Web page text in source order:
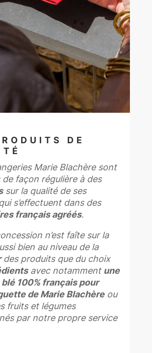
DE
Marie Blachère sont
de façon régulière à des
sur la qualité de ses
s’effectuent dans des
français agréés.
n’est faîte sur la
bien au niveau de la
des produits que du choix
avec notamment une
100% français pour
de Marie Blachèreou
fruits et légumes
par notre propre service